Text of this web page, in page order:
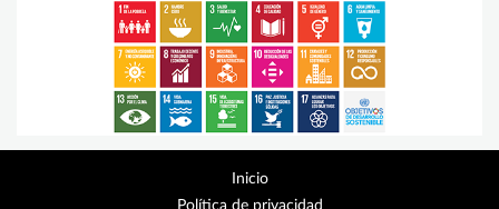
Inicio
Política de privacidad